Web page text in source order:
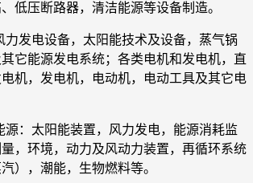
低压断路器，清洁能源等设备制造。
力发电设备，太阳能技术及设备，蒸气锅
它能源发电系统；各类电机和发电机，直
机，发电机，电动机，电动工具及其它电
源：太阳能装置，风力发电，能源消耗监
，环境，动力及风动力装置，再循环系统
），潮能，生物燃料等。